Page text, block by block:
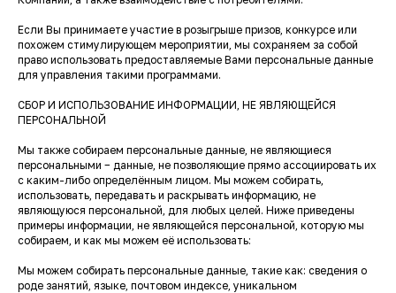
Если Вы принимаете участие в розыгрыше призов, конкурсе или
похожем стимулирующем мероприятии, мы сохраняем за собой
право использовать предоставляемые Вами персональные данные
для управления такими программами.
СБОР И ИСПОЛЬЗОВАНИЕ ИНФОРМАЦИИ, НЕ ЯВЛЯЮЩЕЙСЯ
ПЕРСОНАЛЬНОЙ
Мы также собираем персональные данные, не являющиеся
персональными − данные, не позволяющие прямо ассоциировать их
с каким-либо определённым лицом. Мы можем собирать,
использовать, передавать и раскрывать информацию, не
являющуюся персональной, для любых целей. Ниже приведены
примеры информации, не являющейся персональной, которую мы
собираем, и как мы можем её использовать:
Мы можем собирать персональные данные, такие как: сведения о
роде занятий, языке, почтовом индексе, уникальном